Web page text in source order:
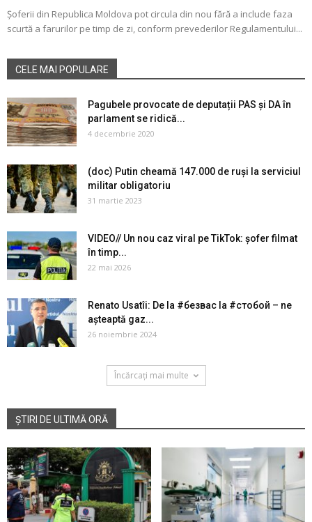
Șoferii din Republica Moldova pot circula din nou fără a include faza
scurtă a farurilor pe timp de zi, conform prevederilor Regulamentului...
CELE MAI POPULARE
Pagubele provocate de deputații PAS și DA în
parlament se ridică...
4 decembrie 2020
(doc) Putin cheamă 147.000 de ruși la serviciul
militar obligatoriu
31 martie 2023
VIDEO// Un nou caz viral pe TikTok: șofer filmat
în timp...
22 mai 2026
Renato Usatîi: De la #безвас la #стобой – ne
așteaptă gaz...
26 noiembrie 2024
Încărcați mai multe
ȘTIRI DE ULTIMĂ ORĂ